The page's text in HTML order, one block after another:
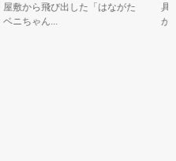
屋敷から飛び出した「はながた
ベニちゃん...
具
が